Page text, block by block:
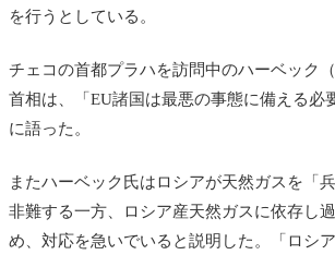
を行うとしている。
チェコの首都プラハを訪問中のハーベック（
首相は、「EU諸国は最悪の事態に備える必
に語った。
またハーベック氏はロシアが天然ガスを「
非難する一方、ロシア産天然ガスに依存し
め、対応を急いでいると説明した。「ロシ